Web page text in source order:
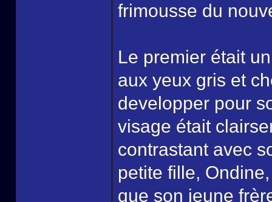
frimousse du
Le premier était
aux yeux gris et
developper pour
visage était
contrastant avec
petite fille,
que son jeune